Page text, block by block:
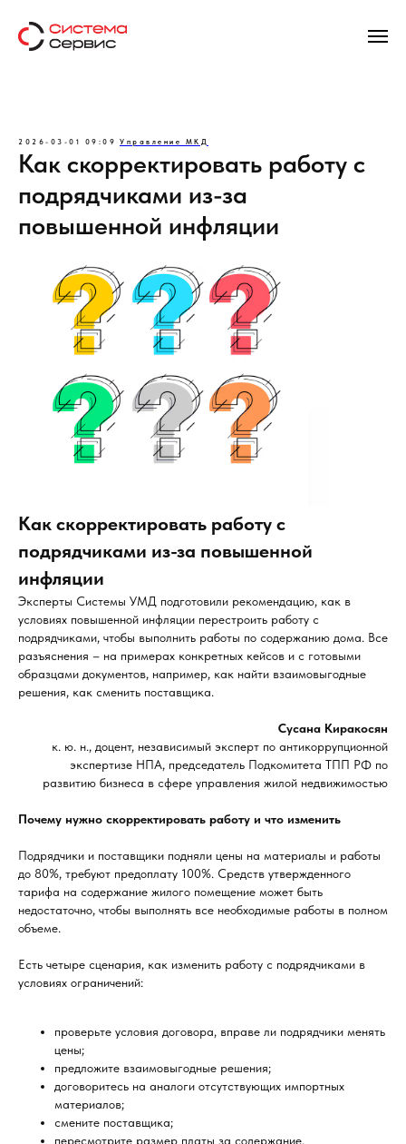
2026-03-01 09:09 Управление МКД
Как скорректировать работу с
подрядчиками из-за
повышенной инфляции
Как скорректировать работу с
подрядчиками из-за повышенной
инфляции
Эксперты Системы УМД подготовили рекомендацию, как в
условиях повышенной инфляции перестроить работу с
подрядчиками, чтобы выполнить работы по содержанию дома. Все
разъяснения – на примерах конкретных кейсов и с готовыми
образцами документов, например, как найти взаимовыгодные
решения, как сменить поставщика.
Сусана Киракосян
к. ю. н., доцент, независимый эксперт по антикоррупционной
экспертизе НПА, председатель Подкомитета ТПП РФ по
развитию бизнеса в сфере управления жилой недвижимостью
Почему нужно скорректировать работу и что изменить
Подрядчики и поставщики подняли цены на материалы и работы
до 80%, требуют предоплату 100%. Средств утвержденного
тарифа на содержание жилого помещение может быть
недостаточно, чтобы выполнять все необходимые работы в полном
объеме.
Есть четыре сценария, как изменить работу с подрядчиками в
условиях ограничений:
проверьте условия договора, вправе ли подрядчики менять
цены;
предложите взаимовыгодные решения;
договоритесь на аналоги отсутствующих импортных
материалов;
смените поставщика;
пересмотрите размер платы за содержание.